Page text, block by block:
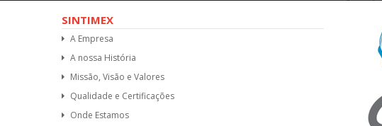
SINTIMEX
A Empresa
A nossa História
Missão, Visão e Valores
Qualidade e Certificações
Onde Estamos